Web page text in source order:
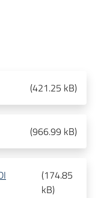
(421.25 kB)
(966.99 kB)
(174.85
kB)